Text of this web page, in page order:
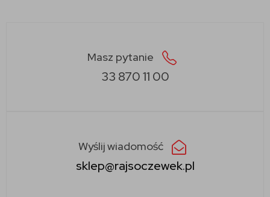
Masz pytanie
33 870 11 00
Wyślij wiadomość
sklep@rajsoczewek.pl